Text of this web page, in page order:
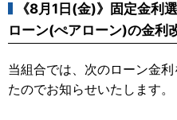
《8月1日(金)》固定金利
ローン(ぺアローン)の金利
当組合では、次のローン金
たのでお知らせいたします。